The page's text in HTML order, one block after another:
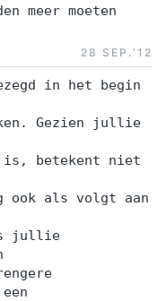
meer moeten
28 SEP.‘12
in het begin
Gezien jullie
is, betekent niet
ook als volgt aan
jullie